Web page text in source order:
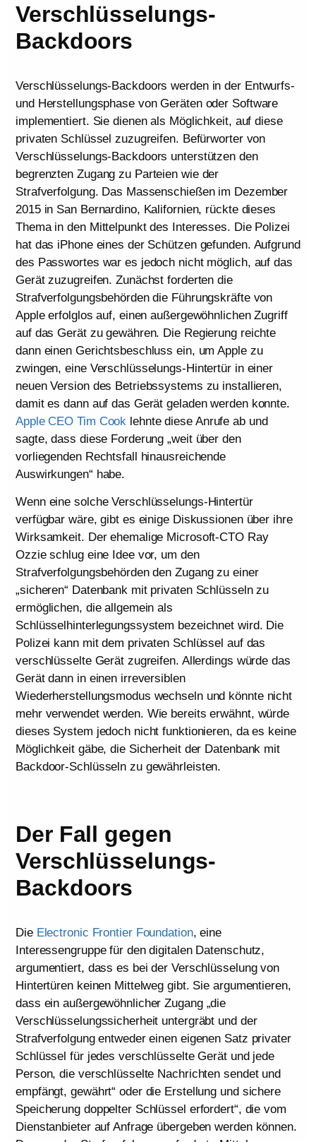
Verschlüsselungs-
Backdoors
Verschlüsselungs-Backdoors werden in der Entwurfs-
und Herstellungsphase von Geräten oder Software
implementiert. Sie dienen als Möglichkeit, auf diese
privaten Schlüssel zuzugreifen. Befürworter von
Verschlüsselungs-Backdoors unterstützen den
begrenzten Zugang zu Parteien wie der
Strafverfolgung. Das Massenschießen im Dezember
2015 in San Bernardino, Kalifornien, rückte dieses
Thema in den Mittelpunkt des Interesses. Die Polizei
hat das iPhone eines der Schützen gefunden. Aufgrund
des Passwortes war es jedoch nicht möglich, auf das
Gerät zuzugreifen. Zunächst forderten die
Strafverfolgungsbehörden die Führungskräfte von
Apple erfolglos auf, einen außergewöhnlichen Zugriff
auf das Gerät zu gewähren. Die Regierung reichte
dann einen Gerichtsbeschluss ein, um Apple zu
zwingen, eine Verschlüsselungs-Hintertür in einer
neuen Version des Betriebssystems zu installieren,
damit es dann auf das Gerät geladen werden konnte.
Apple CEO Tim Cook lehnte diese Anrufe ab und
sagte, dass diese Forderung „weit über den
vorliegenden Rechtsfall hinausreichende
Auswirkungen“ habe.
Wenn eine solche Verschlüsselungs-Hintertür
verfügbar wäre, gibt es einige Diskussionen über ihre
Wirksamkeit. Der ehemalige Microsoft-CTO Ray
Ozzie schlug eine Idee vor, um den
Strafverfolgungsbehörden den Zugang zu einer
„sicheren“ Datenbank mit privaten Schlüsseln zu
ermöglichen, die allgemein als
Schlüsselhinterlegungssystem bezeichnet wird. Die
Polizei kann mit dem privaten Schlüssel auf das
verschlüsselte Gerät zugreifen. Allerdings würde das
Gerät dann in einen irreversiblen
Wiederherstellungsmodus wechseln und könnte nicht
mehr verwendet werden. Wie bereits erwähnt, würde
dieses System jedoch nicht funktionieren, da es keine
Möglichkeit gäbe, die Sicherheit der Datenbank mit
Backdoor-Schlüsseln zu gewährleisten.
Der Fall gegen
Verschlüsselungs-
Backdoors
Die Electronic Frontier Foundation, eine
Interessengruppe für den digitalen Datenschutz,
argumentiert, dass es bei der Verschlüsselung von
Hintertüren keinen Mittelweg gibt. Sie argumentieren,
dass ein außergewöhnlicher Zugang „die
Verschlüsselungssicherheit untergräbt und der
Strafverfolgung entweder einen eigenen Satz privater
Schlüssel für jedes verschlüsselte Gerät und jede
Person, die verschlüsselte Nachrichten sendet und
empfängt, gewährt“ oder die Erstellung und sichere
Speicherung doppelter Schlüssel erfordert“, die vom
Dienstanbieter auf Anfrage übergeben werden können.